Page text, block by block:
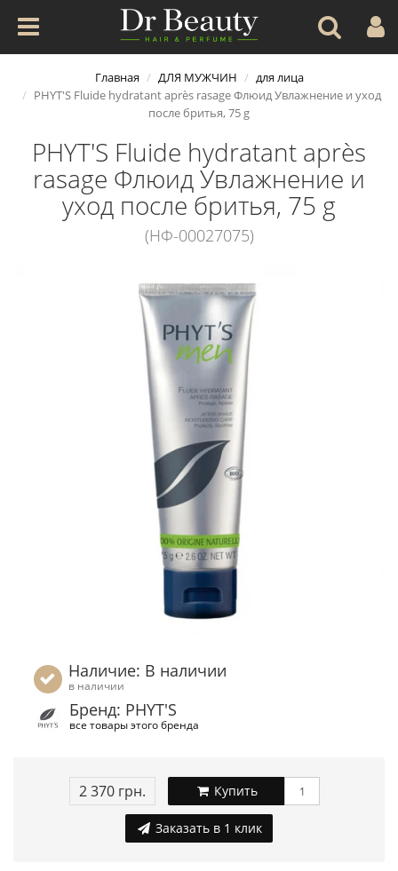
Главная ДЛЯ МУЖЧИН
для лица
PHYT'S Fluide hydratant après rasage Флюид Увлажнение и уход
после бритья, 75 g
PHYT'S Fluide hydratant après
rasage Флюид Увлажнение и
уход после бритья, 75 g
(НФ-00027075)
Наличие: В наличии
в наличии
Бренд: PHYT'S
все товары этого бренда
2 370 грн. Купить
Заказать в 1 клик